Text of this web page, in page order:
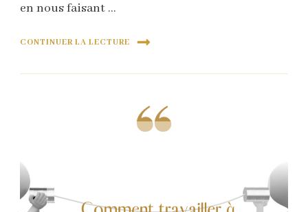
en nous faisant …
CONTINUER LA LECTURE